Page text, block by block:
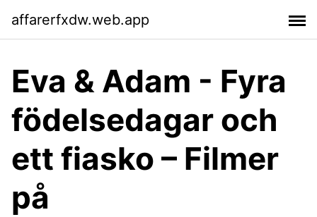
affarerfxdw.web.app
Eva & Adam - Fyra
födelsedagar och
ett fiasko – Filmer
på